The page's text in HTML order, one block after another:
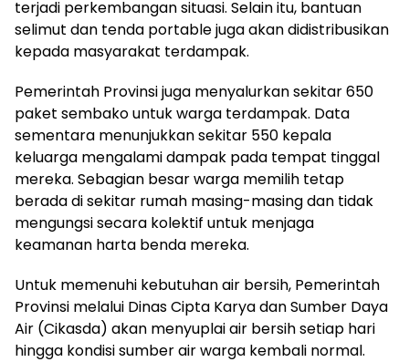
terjadi perkembangan situasi. Selain itu, bantuan
selimut dan tenda portable juga akan didistribusikan
kepada masyarakat terdampak.
Pemerintah Provinsi juga menyalurkan sekitar 650
paket sembako untuk warga terdampak. Data
sementara menunjukkan sekitar 550 kepala
keluarga mengalami dampak pada tempat tinggal
mereka. Sebagian besar warga memilih tetap
berada di sekitar rumah masing-masing dan tidak
mengungsi secara kolektif untuk menjaga
keamanan harta benda mereka.
Untuk memenuhi kebutuhan air bersih, Pemerintah
Provinsi melalui Dinas Cipta Karya dan Sumber Daya
Air (Cikasda) akan menyuplai air bersih setiap hari
hingga kondisi sumber air warga kembali normal.